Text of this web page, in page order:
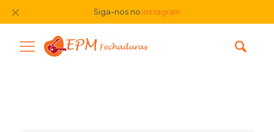
Siga-nos no instagram
✕